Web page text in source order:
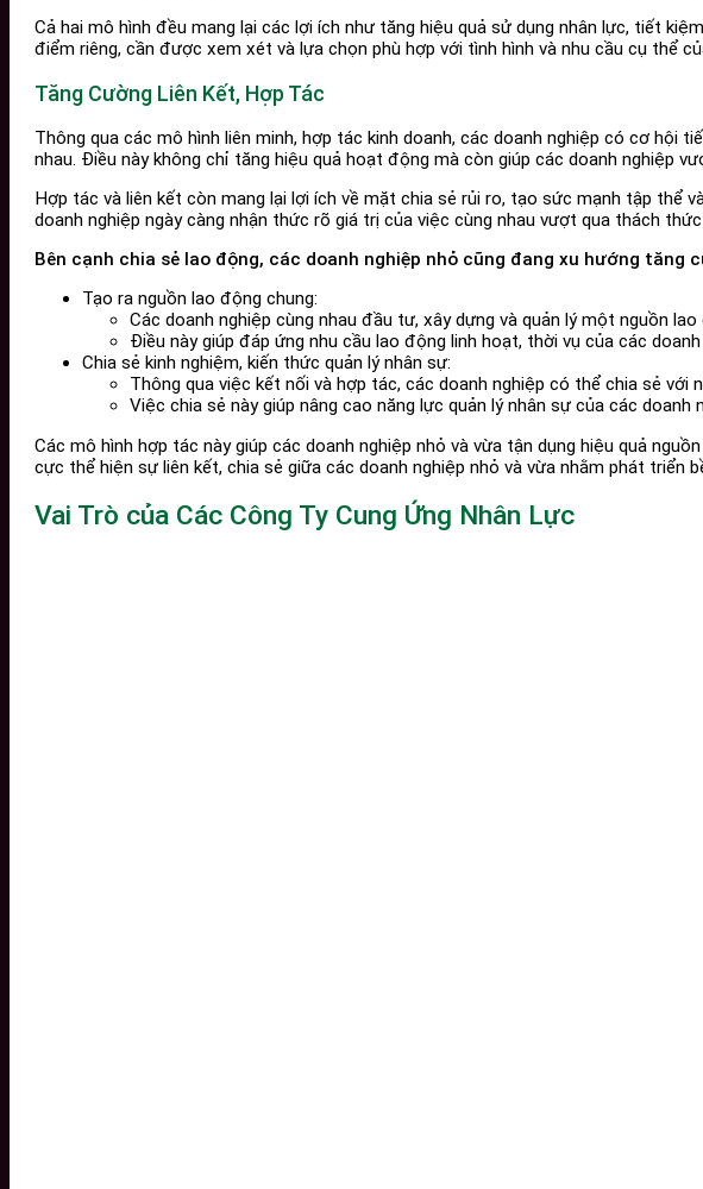
Cả hai mô hình đều mang lại các lợi ích như tăng hiệu quả sử dụng nhân lực, tiết
điểm riêng, cần được xem xét và lựa chọn phù hợp với tình hình và nhu cầu cụ thể
Tăng Cường Liên Kết, Hợp Tác
Thông qua các mô hình liên minh, hợp tác kinh doanh, các doanh nghiệp có cơ hội
nhau. Điều này không chỉ tăng hiệu quả hoạt động mà còn giúp các doanh nghiệp
Hợp tác và liên kết còn mang lại lợi ích về mặt chia sẻ rủi ro, tạo sức mạnh tập thể
doanh nghiệp ngày càng nhận thức rõ giá trị của việc cùng nhau vượt qua thách
Bên cạnh chia sẻ lao động, các doanh nghiệp nhỏ cũng đang xu hướng
Tạo ra nguồn lao động chung:
Các doanh nghiệp cùng nhau đầu tư, xây dựng và quản lý một nguồn lao
Điều này giúp đáp ứng nhu cầu lao động linh hoạt, thời vụ của các
Chia sẻ kinh nghiệm, kiến thức quản lý nhân sự:
Thông qua việc kết nối và hợp tác, các doanh nghiệp có thể chia sẻ
Việc chia sẻ này giúp nâng cao năng lực quản lý nhân sự của các doanh
Các mô hình hợp tác này giúp các doanh nghiệp nhỏ và vừa tận dụng hiệu quả
cực thể hiện sự liên kết, chia sẻ giữa các doanh nghiệp nhỏ và vừa nhằm phát triển
Vai Trò của Các Công Ty Cung Ứng Nhân Lực